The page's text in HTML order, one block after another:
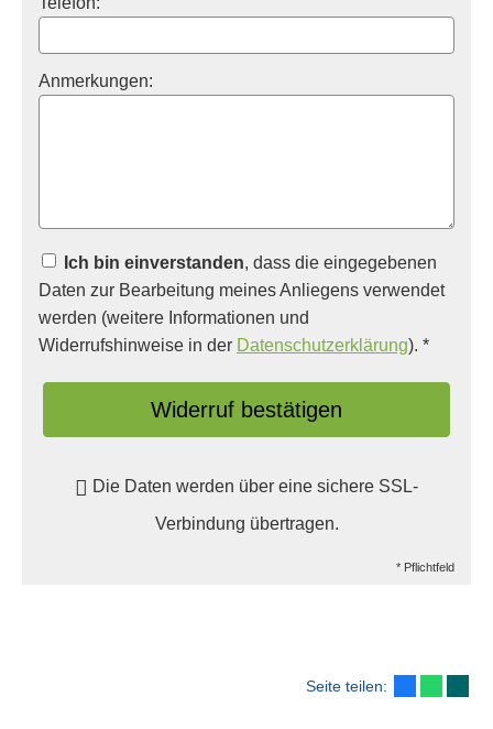
Anmerkungen:
Ich bin einverstanden, dass die eingegebenen
Daten zur Bearbeitung meines Anliegens verwendet
werden (weitere Informationen und
Widerrufshinweise in der Datenschutzerklärung). *
Widerruf bestätigen
Die Daten werden über eine sichere SSL-
Verbindung übertragen.
* Pflichtfeld
Seite teilen: